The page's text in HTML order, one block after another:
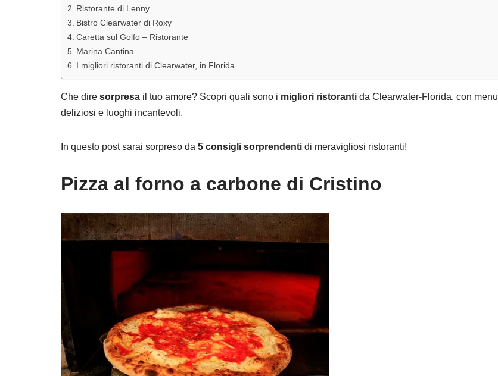
Ristorante di Lenny
Bistro Clearwater di Roxy
Caretta sul Golfo – Ristorante
Marina Cantina
I migliori ristoranti di Clearwater, in Florida
Che dire sorpresa il tuo amore? Scopri quali sono i migliori ristoranti da Clearwater-Florida, con menu
deliziosi e luoghi incantevoli.
In questo post sarai sorpreso da 5 consigli sorprendenti di meravigliosi ristoranti!
Pizza al forno a carbone di Cristino